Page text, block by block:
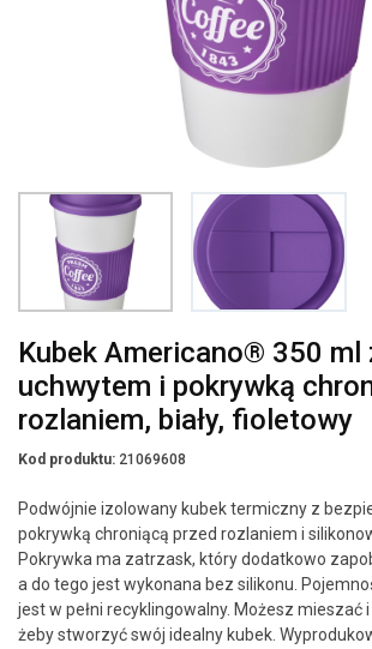
Kubek Americano® 350 ml
uchwytem i pokrywką
rozlaniem, biały, fioletowy
Kod produktu: 21069608
Podwójnie izolowany kubek termiczny z
pokrywką chroniącą przed rozlaniem i
Pokrywka ma zatrzask, który dodatkowo
a do tego jest wykonana bez silikonu.
jest w pełni recyklingowalny. Możesz mieszać
żeby stworzyć swój idealny kubek.